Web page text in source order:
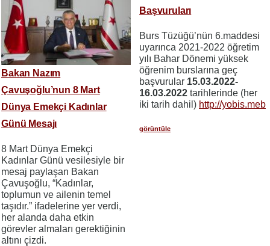
Bakan Nazım
Çavuşoğlu’nun 8 Mart
Dünya Emekçi Kadınlar
Günü Mesajı
8 Mart Dünya Emekçi
Kadınlar Günü vesilesiyle bir
mesaj paylaşan Bakan
Çavuşoğlu, “Kadınlar,
toplumun ve ailenin temel
taşıdır.” ifadelerine yer verdi,
her alanda daha etkin
görevler almaları gerektiğinin
altını çizdi.
Başvuruları
Burs Tüzüğü’nün 6.maddesi
uyarınca 2021-2022 öğretim
yılı Bahar Dönemi yüksek
öğrenim burslarına geç
başvurular 15.03.2022-
16.03.2022 tarihlerinde (her
iki tarih dahil) http://yobis.meb
görüntüle